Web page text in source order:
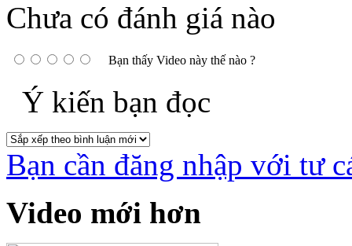
Chưa có đánh giá nào
Bạn thấy Video này thế nào ?
Ý kiến bạn đọc
Bạn cần đăng nhập với tư
Video mới hơn